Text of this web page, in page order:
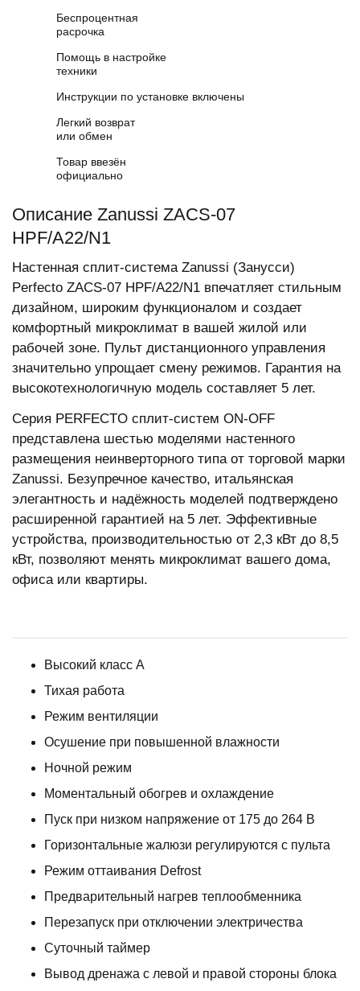
Беспроцентная
расрочка
Помощь в настройке
техники
Инструкции по установке включены
Легкий возврат
или обмен
Товар ввезён
официально
Описание Zanussi ZACS-07
HPF/A22/N1
Настенная сплит-система Zanussi (Занусси)
Perfecto ZACS-07 HPF/A22/N1 впечатляет стильным
дизайном, широким функционалом и создает
комфортный микроклимат в вашей жилой или
рабочей зоне. Пульт дистанционного управления
значительно упрощает смену режимов. Гарантия на
высокотехнологичную модель составляет 5 лет.
Серия PERFECTO сплит-систем ON-OFF
представлена шестью моделями настенного
размещения неинверторного типа от торговой марки
Zanussi. Безупречное качество, итальянская
элегантность и надёжность моделей подтверждено
расширенной гарантией на 5 лет. Эффективные
устройства, производительностью от 2,3 кВт до 8,5
кВт, позволяют менять микроклимат вашего дома,
офиса или квартиры.
Высокий класс А
Тихая работа
Режим вентиляции
Осушение при повышенной влажности
Ночной режим
Моментальный обогрев и охлаждение
Пуск при низком напряжение от 175 до 264 В
Горизонтальные жалюзи регулируются с пульта
Режим оттаивания Defrost
Предварительный нагрев теплообменника
Перезапуск при отключении электричества
Суточный таймер
Вывод дренажа с левой и правой стороны блока